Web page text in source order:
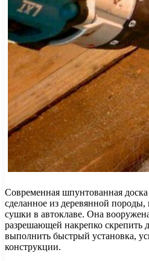
Современная шпунтованная доска
сделанное из деревянной породы,
сушки в автоклаве. Она
разрешающей накрепко скрепить
выполнить быстрый установка,
конструкции.